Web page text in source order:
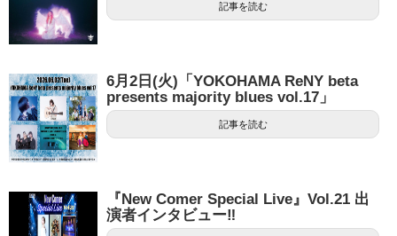
記事を読む
6月2日(火)「YOKOHAMA ReNY beta
presents majority blues vol.17」
記事を読む
『New Comer Special Live』Vol.21 出
演者インタビュー‼